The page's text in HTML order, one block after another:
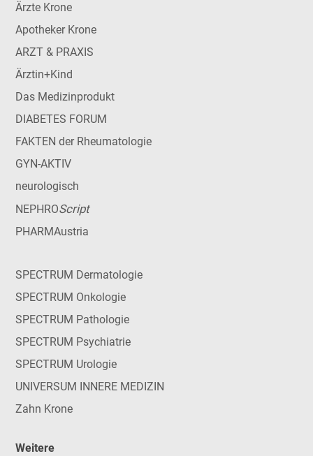
Ärzte Krone
Apotheker Krone
ARZT & PRAXIS
Ärztin+Kind
Das Medizinprodukt
DIABETES FORUM
FAKTEN der Rheumatologie
GYN-AKTIV
neurologisch
NEPHROScript
PHARMAustria
SPECTRUM Dermatologie
SPECTRUM Onkologie
SPECTRUM Pathologie
SPECTRUM Psychiatrie
SPECTRUM Urologie
UNIVERSUM INNERE MEDIZIN
Zahn Krone
Weitere